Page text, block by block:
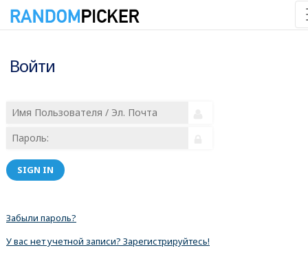
Войти
SIGN IN
Забыли пароль?
У вас нет учетной записи? Зарегистрируйтесь!